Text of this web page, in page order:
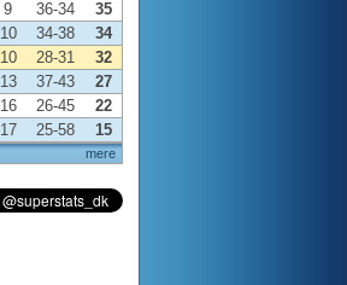
mere
9 36-34
35
10 34-38
34
10 28-31
32
13 37-43
27
16 26-45
22
17 25-58 15